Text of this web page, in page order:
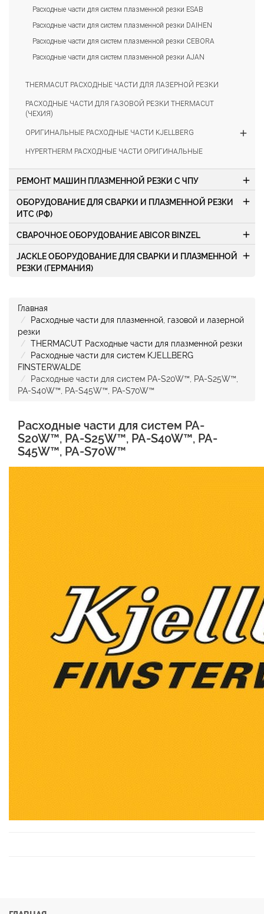
Расходные части для систем плазменной резки ESAB
Расходные части для систем плазменной резки DAIHEN
Расходные части для систем плазменной резки CEBORA
Расходные части для систем плазменной резки AJAN
THERMACUT РАСХОДНЫЕ ЧАСТИ ДЛЯ ЛАЗЕРНОЙ РЕЗКИ
РАСХОДНЫЕ ЧАСТИ ДЛЯ ГАЗОВОЙ РЕЗКИ THERMACUT
(ЧЕХИЯ)
ОРИГИНАЛЬНЫЕ РАСХОДНЫЕ ЧАСТИ KJELLBERG add
HYPERTHERM РАСХОДНЫЕ ЧАСТИ ОРИГИНАЛЬНЫЕ
РЕМОНТ МАШИН ПЛАЗМЕННОЙ РЕЗКИ С ЧПУ add
ОБОРУДОВАНИЕ ДЛЯ СВАРКИ И ПЛАЗМЕННОЙ РЕЗКИ
ИТС (РФ)
add
СВАРОЧНОЕ ОБОРУДОВАНИЕ ABICOR BINZEL add
JACKLE ОБОРУДОВАНИЕ ДЛЯ СВАРКИ И ПЛАЗМЕННОЙ
РЕЗКИ (ГЕРМАНИЯ)
add
Главная
Расходные части для плазменной, газовой и лазерной
резки
THERMACUT Расходные части для плазменной резки
Расходные части для систем KJELLBERG
FINSTERWALDE
Расходные части для систем PA-S20W™, PA-S25W™,
PA-S40W™, PA-S45W™, PA-S70W™
Расходные части для систем PA-
S20W™, PA-S25W™, PA-S40W™, PA-
S45W™, PA-S70W™